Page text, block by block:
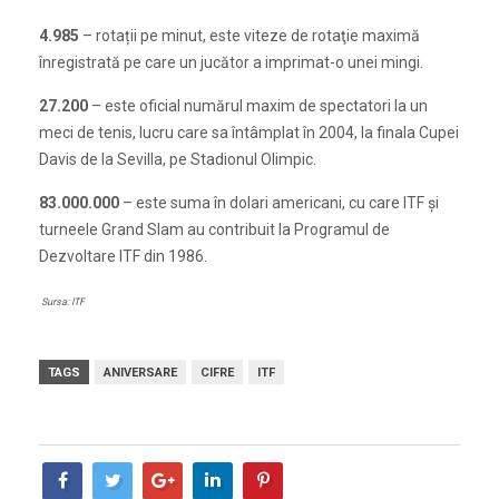
4.985 – rotații pe minut, este viteze de rotaţie maximă
înregistrată pe care un jucător a imprimat-o unei mingi.
27.200 – este oficial numărul maxim de spectatori la un
meci de tenis, lucru care sa întâmplat în 2004, la finala Cupei
Davis de la Sevilla, pe Stadionul Olimpic.
83.000.000 – este suma în dolari americani, cu care ITF și
turneele Grand Slam au contribuit la Programul de
Dezvoltare ITF din 1986.
Sursa: ITF
TAGS ANIVERSARE CIFRE ITF